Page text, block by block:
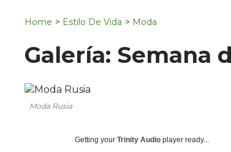
Home > Estilo De Vida > Moda
Galería: Semana
Moda Rusia
Getting your Trinity Audio player ready...